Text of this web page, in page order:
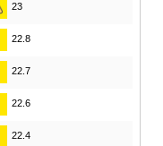
23
22.8
22.7
22.6
22.4